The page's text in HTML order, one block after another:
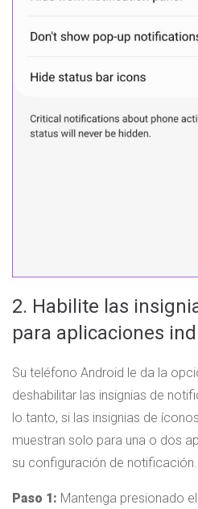
2. Habilite las
para aplicaciones
Su teléfono Android le da la
deshabilitar las insignias de
lo tanto, si las insignias de
muestran solo para una o dos
su configuración de notificación.
Paso 1: Mantenga presionado